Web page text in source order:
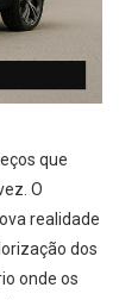
que
O
realidade
dos
onde os